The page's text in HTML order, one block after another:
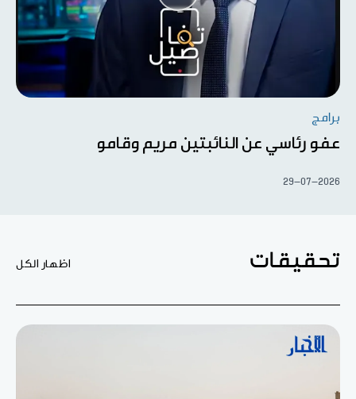
برامج
عفو رئاسي عن النائبتين مريم وقامو
29-07-2026
تحقيقات اظهار الكل